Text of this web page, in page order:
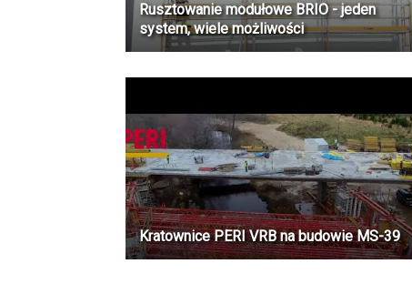
Rusztowanie modułowe BRIO - jeden
system, wiele możliwości
Kratownice PERI VRB na budowie MS-39